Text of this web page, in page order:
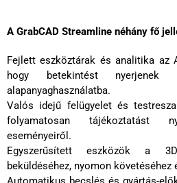
A GrabCAD Streamline néhány fő
Fejlett eszköztárak és analitika az
hogy betekintést
alapanyaghasználatba.
Valós idejű felügyelet és
folyamatosan tájékoztatást
eseményeiről.
Egyszerűsített eszközök a
beküldéséhez, nyomon követéséhez